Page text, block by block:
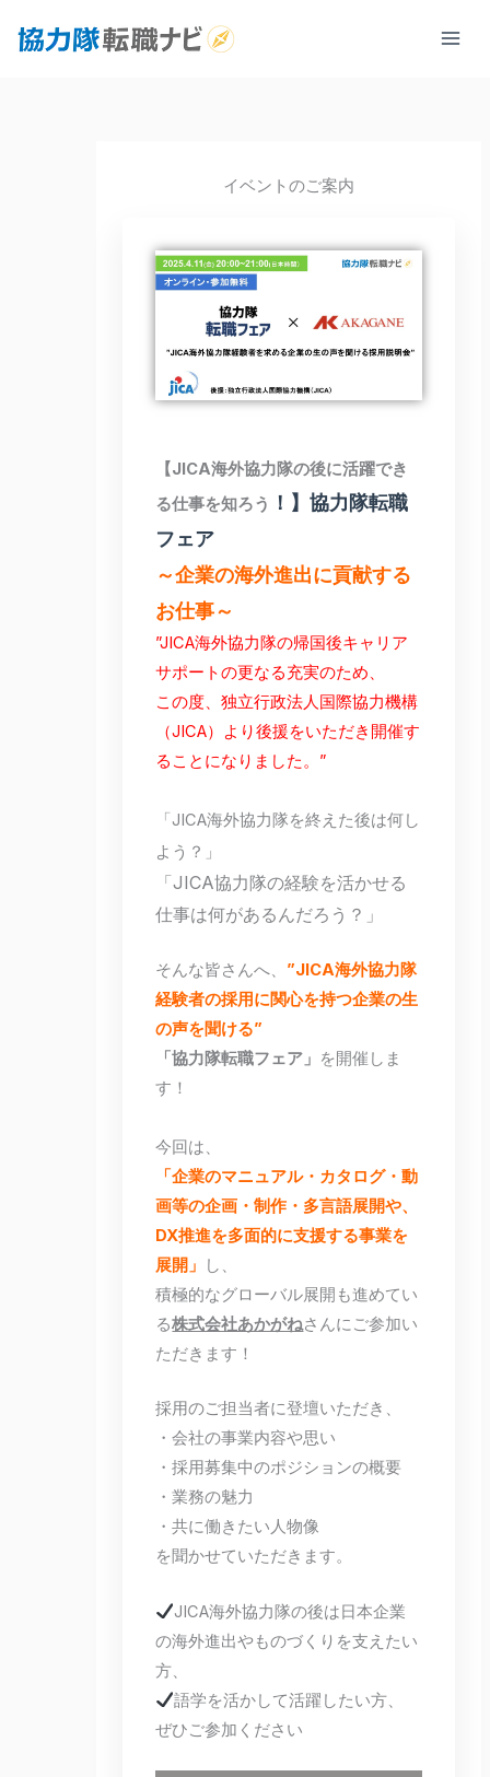
イベントのご案内
【JICA海外協力隊の後に活躍でき
る仕事を知ろう ！】協力隊転職
フェア
～企業の海外進出に貢献する
お仕事～
”JICA海外協力隊の帰国後キャリア
サポートの更なる充実のため、
この度、独立行政法人国際協力機構
（JICA）より後援をいただき開催す
ることになりました。”
「JICA海外協力隊を終えた後は何し
よう？」
「JICA協力隊の経験を活かせる
仕事は何があるんだろう？」
そんな皆さんへ、 ”JICA海外協力隊
経験者の採用に関心を持つ企業の生
の声を聞ける”
「協力隊転職フェア」 を開催しま
す！
今回は、
「企業のマニュアル・カタログ・動
画等の企画・制作・多言語展開や、
DX推進を多面的に支援する事業を
展開」
し、
積極的なグローバル展開も進めてい
る株式会社あかがねさんにご参加い
ただきます！
採用のご担当者に登壇いただき、
・会社の事業内容や思い
・採用募集中のポジションの概要
・業務の魅力
・共に働きたい人物像
を聞かせていただきます。
JICA海外協力隊の後は日本企業
の海外進出やものづくりを支えたい
方、
語学を活かして活躍したい方、
ぜひご参加ください